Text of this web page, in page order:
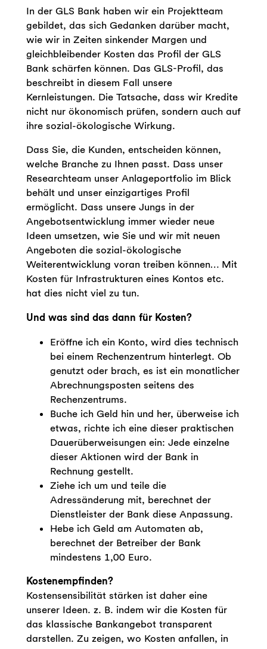
In der GLS Bank haben wir ein Projektteam
gebildet, das sich Gedanken darüber macht,
wie wir in Zeiten sinkender Margen und
gleichbleibender Kosten das Profil der GLS
Bank schärfen können. Das GLS-Profil, das
beschreibt in diesem Fall unsere
Kernleistungen. Die Tatsache, dass wir Kredite
nicht nur ökonomisch prüfen, sondern auch auf
ihre sozial-ökologische Wirkung.
Dass Sie, die Kunden, entscheiden können,
welche Branche zu Ihnen passt. Dass unser
Researchteam unser Anlageportfolio im Blick
behält und unser einzigartiges Profil
ermöglicht. Dass unsere Jungs in der
Angebotsentwicklung immer wieder neue
Ideen umsetzen, wie Sie und wir mit neuen
Angeboten die sozial-ökologische
Weiterentwicklung voran treiben können… Mit
Kosten für Infrastrukturen eines Kontos etc.
hat dies nicht viel zu tun.
Und was sind das dann für Kosten?
Eröffne ich ein Konto, wird dies technisch
bei einem Rechenzentrum hinterlegt. Ob
genutzt oder brach, es ist ein monatlicher
Abrechnungsposten seitens des
Rechenzentrums.
Buche ich Geld hin und her, überweise ich
etwas, richte ich eine dieser praktischen
Dauerüberweisungen ein: Jede einzelne
dieser Aktionen wird der Bank in
Rechnung gestellt.
Ziehe ich um und teile die
Adressänderung mit, berechnet der
Dienstleister der Bank diese Anpassung.
Hebe ich Geld am Automaten ab,
berechnet der Betreiber der Bank
mindestens 1,00 Euro.
Kostenempfinden?
Kostensensibilität stärken ist daher eine
unserer Ideen. z. B. indem wir die Kosten für
das klassische Bankangebot transparent
darstellen. Zu zeigen, wo Kosten anfallen, in